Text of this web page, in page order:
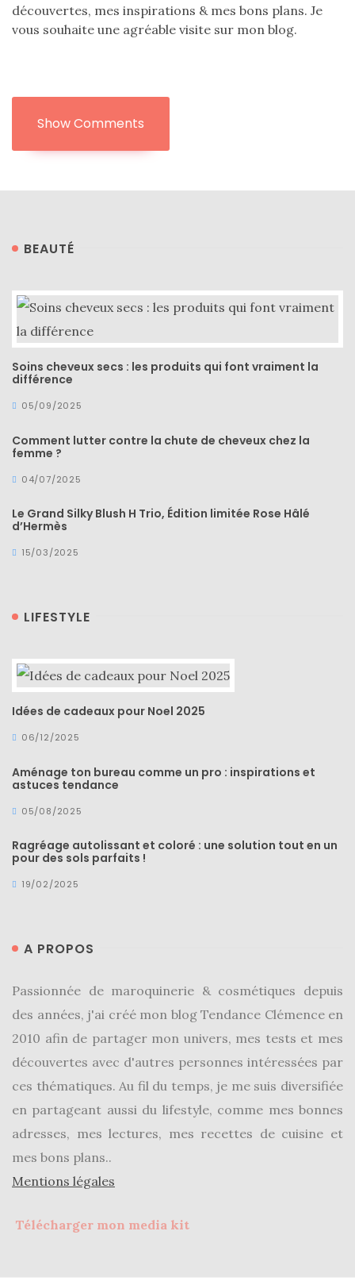
découvertes, mes inspirations & mes bons plans. Je
vous souhaite une agréable visite sur mon blog.
Show Comments
BEAUTÉ
Soins cheveux secs : les produits qui font vraiment la
différence
05/09/2025
Comment lutter contre la chute de cheveux chez la
femme ?
04/07/2025
Le Grand Silky Blush H Trio, Édition limitée Rose Hâlé
d’Hermès
15/03/2025
LIFESTYLE
Idées de cadeaux pour Noel 2025
06/12/2025
Aménage ton bureau comme un pro : inspirations et
astuces tendance
05/08/2025
Ragréage autolissant et coloré : une solution tout en un
pour des sols parfaits !
19/02/2025
A PROPOS
Passionnée de maroquinerie & cosmétiques depuis
des années, j'ai créé mon blog Tendance Clémence en
2010 afin de partager mon univers, mes tests et mes
découvertes avec d'autres personnes intéressées par
ces thématiques. Au fil du temps, je me suis diversifiée
en partageant aussi du lifestyle, comme mes bonnes
adresses, mes lectures, mes recettes de cuisine et
mes bons plans..
Mentions légales
Télécharger mon media kit